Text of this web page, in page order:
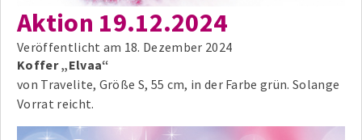
Aktion 19.12.2024
Veröffentlicht am 18. Dezember 2024
Koffer „Elvaa“
von Travelite, Größe S, 55 cm, in der Farbe grün. Solange
Vorrat reicht.